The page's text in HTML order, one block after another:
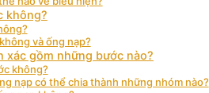
không?
và ống nạp?
xác gồm những bước nào?
không?
nạp có thể chia thành những nhóm nào?